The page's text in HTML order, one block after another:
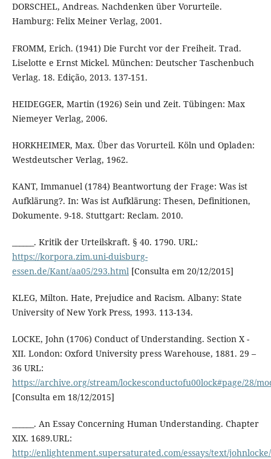
DORSCHEL, Andreas. Nachdenken über Vorurteile.
Hamburg: Felix Meiner Verlag, 2001.
FROMM, Erich. (1941) Die Furcht vor der Freiheit. Trad.
Liselotte e Ernst Mickel. München: Deutscher Taschenbuch
Verlag. 18. Edição, 2013. 137-151.
HEIDEGGER, Martin (1926) Sein und Zeit. Tübingen: Max
Niemeyer Verlag, 2006.
HORKHEIMER, Max. Über das Vorurteil. Köln und Opladen:
Westdeutscher Verlag, 1962.
KANT, Immanuel (1784) Beantwortung der Frage: Was ist
Aufklärung?. In: Was ist Aufklärung: Thesen, Definitionen,
Dokumente. 9-18. Stuttgart: Reclam. 2010.
______. Kritik der Urteilskraft. § 40. 1790. URL:
https://korpora.zim.uni-duisburg-
essen.de/Kant/aa05/293.html [Consulta em 20/12/2015]
KLEG, Milton. Hate, Prejudice and Racism. Albany: State
University of New York Press, 1993. 113-134.
LOCKE, John (1706) Conduct of Understanding. Section X -
XII. London: Oxford University press Warehouse, 1881. 29 –
36 URL:
https://archive.org/stream/lockesconductofu00lock#page/28/
[Consulta em 18/12/2015]
______. An Essay Concerning Human Understanding. Chapter
XIX. 1689.URL:
http://enlightenment.supersaturated.com/essays/text/